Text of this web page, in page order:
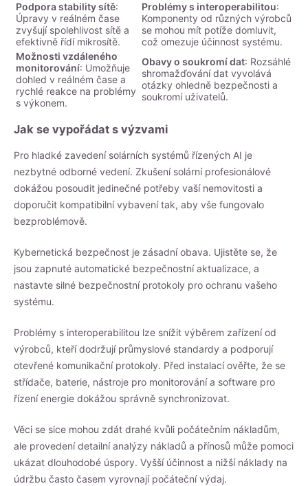
Podpora stability sítě:
Úpravy v reálném čase
zvyšují spolehlivost sítě a
efektivně řídí mikrosítě.
Problémy s interoperabilitou:
Komponenty od různých výrobců
se mohou mít potíže domluvit,
což omezuje účinnost systému.
Možnosti vzdáleného
monitorování: Umožňuje
dohled v reálném čase a
rychlé reakce na problémy
s výkonem.
Obavy o soukromí dat: Rozsáhlé
shromažďování dat vyvolává
otázky ohledně bezpečnosti a
soukromí uživatelů.
Jak se vypořádat s výzvami
Pro hladké zavedení solárních systémů řízených AI je
nezbytné odborné vedení. Zkušení solární profesionálové
dokážou posoudit jedinečné potřeby vaší nemovitosti a
doporučit kompatibilní vybavení tak, aby vše fungovalo
bezproblémově.
Kybernetická bezpečnost je zásadní obava. Ujistěte se, že
jsou zapnuté automatické bezpečnostní aktualizace, a
nastavte silné bezpečnostní protokoly pro ochranu vašeho
systému.
Problémy s interoperabilitou lze snížit výběrem zařízení od
výrobců, kteří dodržují průmyslové standardy a podporují
otevřené komunikační protokoly. Před instalací ověřte, že se
střídače, baterie, nástroje pro monitorování a software pro
řízení energie dokážou správně synchronizovat.
Věci se sice mohou zdát drahé kvůli počátečním nákladům,
ale provedení detailní analýzy nákladů a přínosů může pomoci
ukázat dlouhodobé úspory. Vyšší účinnost a nižší náklady na
údržbu často časem vyrovnají počáteční výdaj.